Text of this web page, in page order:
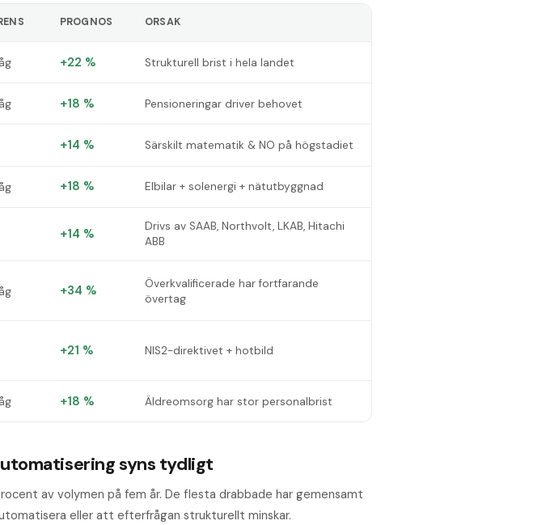
PROGNOS ORSAK
+22 % Strukturell brist i hela landet
+18 % Pensioneringar driver behovet
+14 % Särskilt matematik & NO på högstadiet
+18 % Elbilar + solenergi + nätutbyggnad
+14 %
Drivs av SAAB, Northvolt, LKAB, Hitachi
ABB
+34 %
Överkvalificerade har fortfarande
övertag
+21 % NIS2-direktivet + hotbild
+18 % Äldreomsorg har stor personalbrist
syns tydligt
av volymen på fem år. De flesta drabbade har gemensamt
eller att efterfrågan strukturellt minskar.